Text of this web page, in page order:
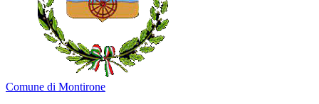
Comune di Montirone